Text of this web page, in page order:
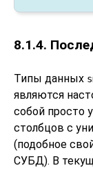
8.1.4.
Типы данных
являются
собой просто
столбцов с
(подобное
СУБД). В